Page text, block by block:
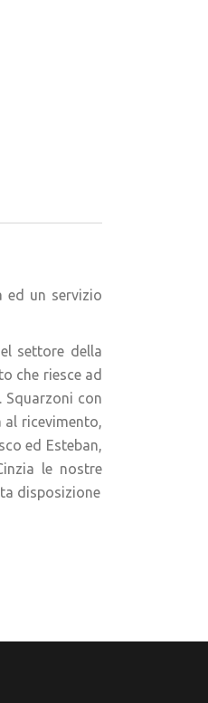
ed un servizio
settore della
che riesce ad
Squarzoni con
al ricevimento,
ed Esteban,
le nostre
disposizione